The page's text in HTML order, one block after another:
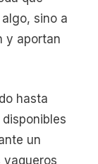
sino a
y aportan
hasta
un
vaqueros